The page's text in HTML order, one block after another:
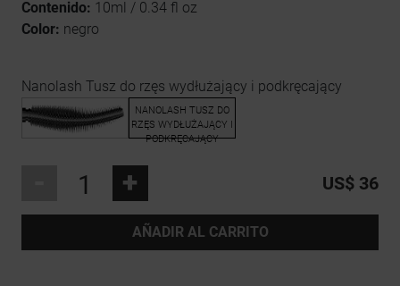
Contenido: 10ml / 0.34 fl oz
Color: negro
Nanolash Tusz do rzęs wydłużający i podkręcający
+ US$ 36
AÑADIR AL CARRITO